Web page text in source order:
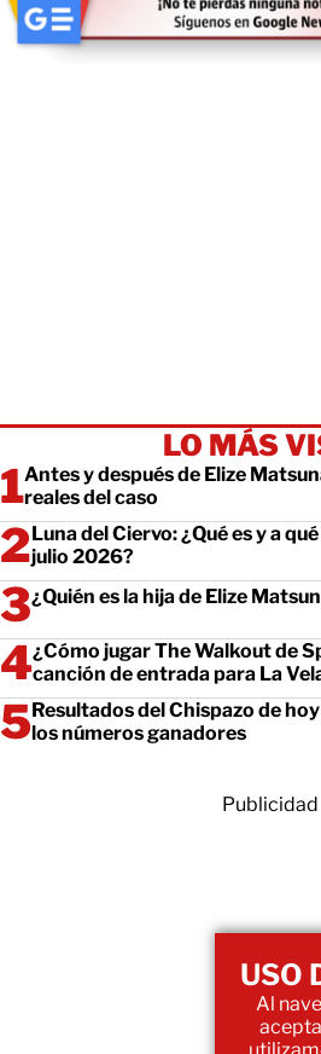
LO MÁS
Antes y después de Elize
reales del caso
Luna del Ciervo: ¿Qué es y a
julio 2026?
¿Quién es la hija de Elize
¿Cómo jugar The Walkout de
canción de entrada para La
Resultados del Chispazo de
los números ganadores
Publicidad
USO
Al